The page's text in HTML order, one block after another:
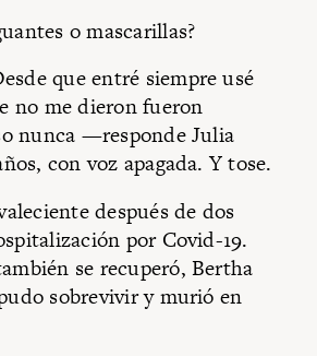
o mascarillas?
que entré siempre usé
no me dieron fueron
nunca —responde Julia
con voz apagada. Y tose.
después de dos
por Covid-19.
se recuperó, Bertha
sobrevivir y murió en